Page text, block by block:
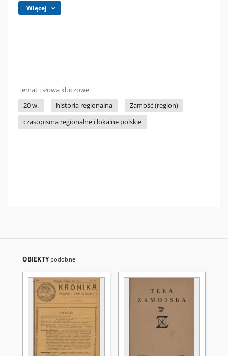
Więcej
Temat i słowa kluczowe:
20 w.
historia regionalna
Zamość (region)
czasopisma regionalne i lokalne polskie
OBIEKTY podobne